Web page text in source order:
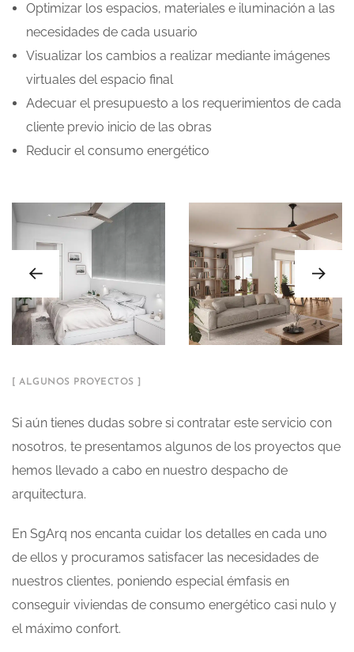
Optimizar los espacios, materiales e iluminación a las
necesidades de cada usuario
Visualizar los cambios a realizar mediante imágenes
virtuales del espacio final
Adecuar el presupuesto a los requerimientos de cada
cliente previo inicio de las obras
Reducir el consumo energético
[ ALGUNOS PROYECTOS ]
Si aún tienes dudas sobre si contratar este servicio con
nosotros, te presentamos algunos de los proyectos que
hemos llevado a cabo en nuestro despacho de
arquitectura.
En SgArq nos encanta cuidar los detalles en cada uno
de ellos y procuramos satisfacer las necesidades de
nuestros clientes, poniendo especial émfasis en
conseguir viviendas de consumo energético casi nulo y
el máximo confort.